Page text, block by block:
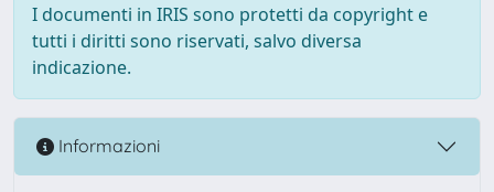
I documenti in IRIS sono protetti da copyright e
tutti i diritti sono riservati, salvo diversa
indicazione.
Informazioni